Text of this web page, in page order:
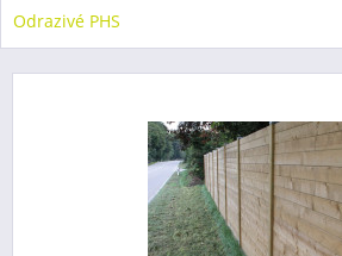
Odrazivé PHS